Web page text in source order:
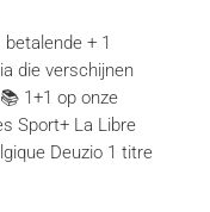
+ 1
die verschijnen
1+1 op onze
Sport+ La Libre
Deuzio 1 titre